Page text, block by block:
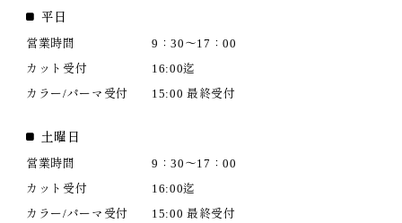
平日
営業時間
9：30～17：00
カット受付
16:00迄
カラー/パーマ受付
15:00 最終受付
土曜日
営業時間
9：30～17：00
カット受付
16:00迄
カラー/パーマ受付
15:00 最終受付